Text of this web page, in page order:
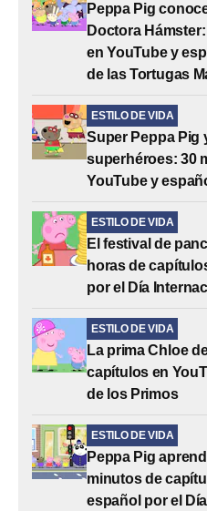
Peppa Pig
Doctora
en YouTube y
de las Tortugas
ESTILO DE VIDA
Super Peppa Pig
superhéroes: 30
YouTube y
ESTILO DE VIDA
El festival de
horas de
por el Día
ESTILO DE VIDA
La prima Chloe
capítulos en
de los Primos
ESTILO DE VIDA
Peppa Pig
minutos de
español por el